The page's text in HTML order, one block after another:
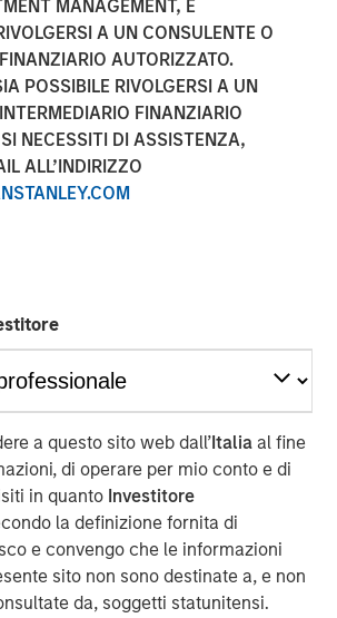
MANAGEMENT, È
A UN CONSULENTE O
AUTORIZZATO.
POSSIBILE RIVOLGERSI A UN
FINANZIARIO
NECESSITI DI ASSISTENZA,
ALL’INDIRIZZO
a questo sito web dall’Italia al fine
di operare per mio conto e di
in quanto Investitore
la definizione fornita di
e convengo che le informazioni
sito non sono destinate a, e non
da, soggetti statunitensi.
Ojukwu, Managing Director and
Private Equity Solutions
his team approaches venture
private markets portfolio. He
oriented platform navigates
global private equity, how co-
fund commitments, and what
His perspective highlights the
underwriting, thoughtful portfolio
term partnership between LPs and
an exclusive, invitation-only series
of leading limited partners on
trends, and what defines
Each spotlight offers a high-
crafted profile designed to elevate LP
alignment with top emerging